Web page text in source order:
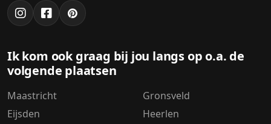
Ik kom ook graag bij jou langs op o.a. de
volgende plaatsen
Maastricht
Eijsden
Gronsveld
Heerlen